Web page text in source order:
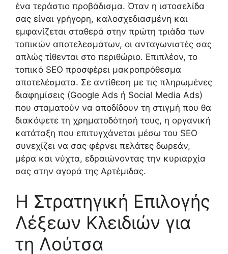
ένα τεράστιο προβάδισμα. Όταν η ιστοσελίδα
σας είναι γρήγορη, καλοσχεδιασμένη και
εμφανίζεται σταθερά στην πρώτη τριάδα των
τοπικών αποτελεσμάτων, οι ανταγωνιστές σας
απλώς τίθενται στο περιθώριο. Επιπλέον, το
τοπικό SEO προσφέρει μακροπρόθεσμα
αποτελέσματα. Σε αντίθεση με τις πληρωμένες
διαφημίσεις (Google Ads ή Social Media Ads)
που σταματούν να αποδίδουν τη στιγμή που θα
διακόψετε τη χρηματοδότησή τους, η οργανική
κατάταξη που επιτυγχάνεται μέσω του SEO
συνεχίζει να σας φέρνει πελάτες δωρεάν,
μέρα και νύχτα, εδραιώνοντας την κυριαρχία
σας στην αγορά της Αρτέμιδας.
Η Στρατηγική Επιλογής
Λέξεων Κλειδιών για
τη Λούτσα